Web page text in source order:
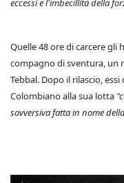
eccessi e l'imbecillità della
Quelle 48 ore di carcere gli
compagno di sventura, un
Tebbal. Dopo il rilascio,
Colombiano alla sua lotta
sovversiva fatta in nome